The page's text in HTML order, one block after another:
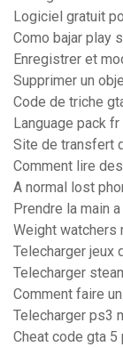
Logiciel gratuit
Como bajar play
Enregistrer et
Supprimer un
Code de triche
Language pack
Site de transfert
Comment lire
A normal lost
Prendre la main
Weight watchers
Telecharger jeux
Telecharger
Comment faire
Telecharger ps3
Cheat code gta 5